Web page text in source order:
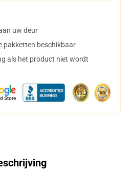
uw deur
pakketten beschikbaar
als het product niet wordt